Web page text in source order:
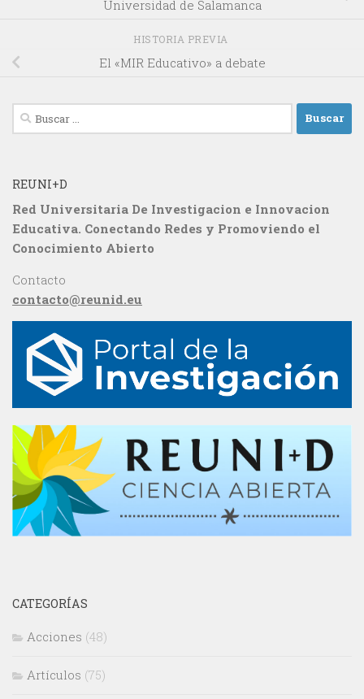
Universidad de Salamanca
HISTORIA PREVIA
El «MIR Educativo» a debate
Buscar:
REUNI+D
Red Universitaria De Investigacion e Innovacion
Educativa. Conectando Redes y Promoviendo el
Conocimiento Abierto
Contacto
contacto@reunid.eu
CATEGORÍAS
Acciones (48)
Artículos (75)